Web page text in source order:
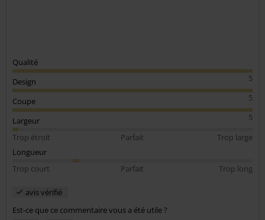
Qualité
5
Design
5
Coupe
5
Largeur
Trop étroit
Parfait
Trop large
Longueur
Trop court
Parfait Trop long
avis vérifié
Est-ce que ce commentaire vous a été utile ?